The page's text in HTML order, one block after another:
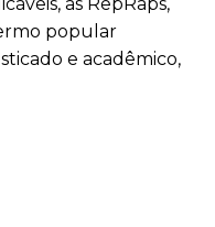
popular
e acadêmico,